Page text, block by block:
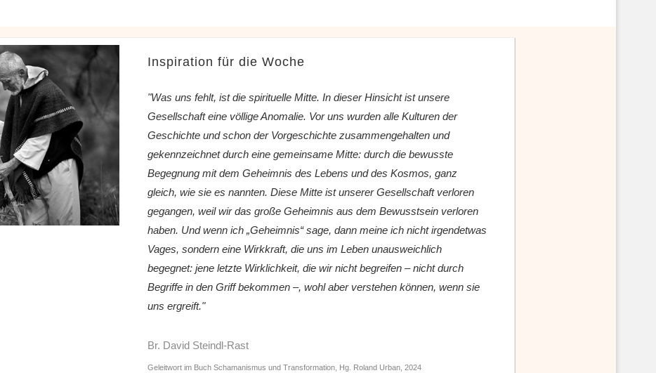
Inspiration für die Woche
"Was uns fehlt, ist die spirituelle Mitte. In dieser Hinsicht ist unsere
Gesellschaft eine völlige Anomalie. Vor uns wurden alle Kulturen der
Geschichte und schon der Vorgeschichte zusammengehalten und
gekennzeichnet durch eine gemeinsame Mitte: durch die bewusste
Begegnung mit dem Geheimnis des Lebens und des Kosmos, ganz
gleich, wie sie es nannten. Diese Mitte ist unserer Gesellschaft verloren
gegangen, weil wir das große Geheimnis aus dem Bewusstsein verloren
haben. Und wenn ich „Geheimnis“ sage, dann meine ich nicht irgendetwas
Vages, sondern eine Wirkkraft, die uns im Leben unausweichlich
begegnet: jene letzte Wirklichkeit, die wir nicht begreifen – nicht durch
Begriffe in den Griff bekommen –, wohl aber verstehen können, wenn sie
uns ergreift."
Br. David Steindl-Rast
Geleitwort im Buch Schamanismus und Transformation, Hg. Roland Urban, 2024